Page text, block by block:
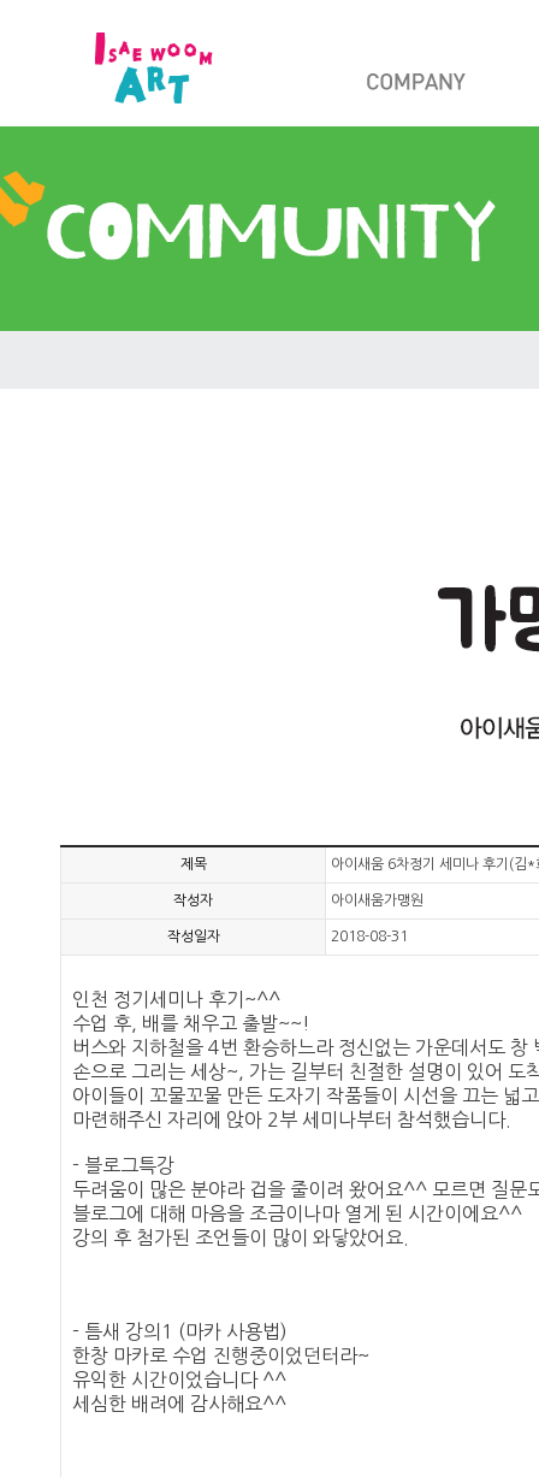
제목 아이새움 6차정기 세미나 후기(김*
작성자 아이새움가맹원
작성일자 2018-08-31
인천 정기세미나 후기~^^
수업 후, 배를 채우고 출발~~!
버스와 지하철을 4번 환승하느라 정신없는 가운데서도
손으로 그리는 세상~, 가는 길부터 친절한 설명이 있어 도
아이들이 꼬물꼬물 만든 도자기 작품들이 시선을 끄는 넓
마련해주신 자리에 앉아 2부 세미나부터 참석했습니다.
- 블로그특강
두려움이 많은 분야라 겁을 줄이려 왔어요^^ 모르면 질문
블로그에 대해 마음을 조금이나마 열게 된 시간이에요^^
강의 후 첨가된 조언들이 많이 와닿았어요.
- 틈새 강의1 (마카 사용법)
한창 마카로 수업 진행중이었던터라~
유익한 시간이었습니다 ^^
세심한 배려에 감사해요^^